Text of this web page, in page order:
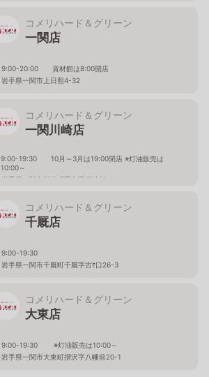
コメリハード＆グリーン
一関店
9:00-20:00 資材館は8:00開店
岩手県一関市上日照4-32
コメリハード＆グリーン
一関川崎店
9:00-19:30 10月～3月は19:00閉店 ※灯油販売は
10:00～
岩手県一関市川崎町薄衣字須崎58-4
コメリハード＆グリーン
千厩店
9:00-19:30
岩手県一関市千厩町千厩字古ｹ口26-3
コメリハード＆グリーン
大東店
9:00-19:30 ※灯油販売は10:00～
岩手県一関市大東町摺沢字八幡前20-1